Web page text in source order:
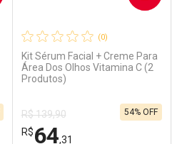
Ativar Desconto
Comprar sem Desconto
Comprar sem Desconto
Por R$ 157,90/cada
(0)
Kit Sérum Facial + Creme Para
Área Dos Olhos Vitamina C (2
Produtos)
R$ 139,90
R$64,31
54% OFF